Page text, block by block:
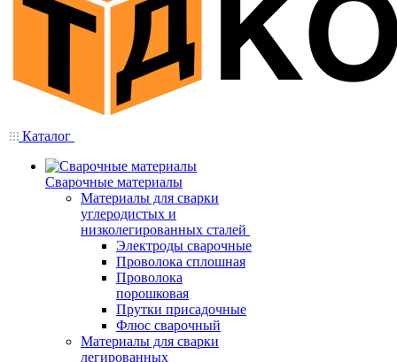
Каталог
Сварочные материалы
Материалы для сварки
углеродистых и
низколегированных сталей
Электроды сварочные
Проволока сплошная
Проволока
порошковая
Прутки присадочные
Флюс сварочный
Материалы для сварки
легированных